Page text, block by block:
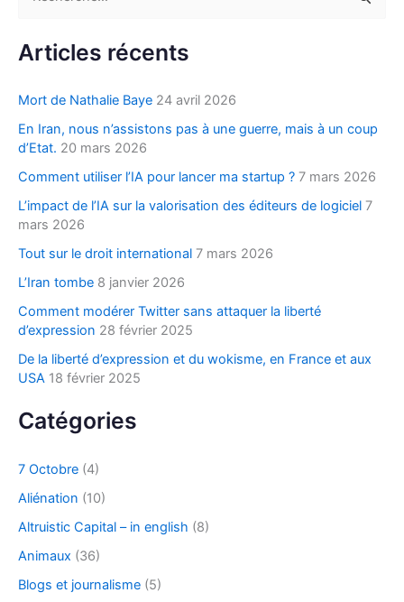
h
c
h
r
:
Articles récents
Mort de Nathalie Baye 24 avril 2026
En Iran, nous n’assistons pas à une guerre, mais à un coup
d’Etat. 20 mars 2026
Comment utiliser l’IA pour lancer ma startup ? 7 mars 2026
L’impact de l’IA sur la valorisation des éditeurs de logiciel 7
mars 2026
Tout sur le droit international 7 mars 2026
L’Iran tombe 8 janvier 2026
Comment modérer Twitter sans attaquer la liberté
d’expression 28 février 2025
De la liberté d’expression et du wokisme, en France et aux
USA 18 février 2025
Catégories
7 Octobre (4)
Aliénation (10)
Altruistic Capital – in english (8)
Animaux (36)
Blogs et journalisme (5)